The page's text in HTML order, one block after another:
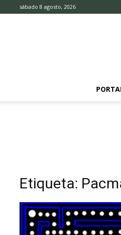
sábado 8 agosto, 2026
Etiqueta: